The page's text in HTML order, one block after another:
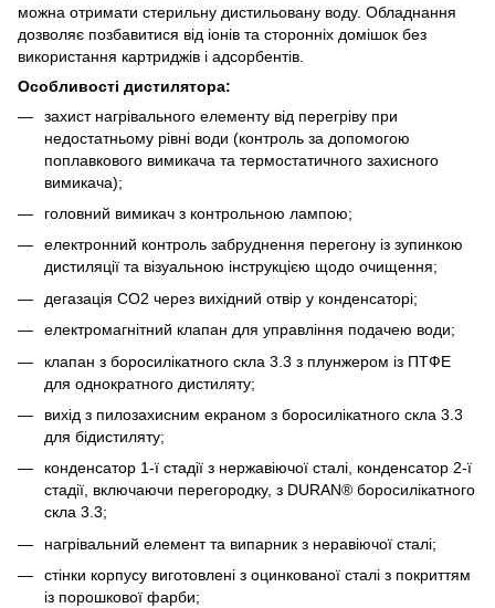
можна отримати стерильну дистильовану воду. Обладнання
дозволяє позбавитися від іонів та сторонніх домішок без
використання картриджів і адсорбентів.
Особливості дистилятора:
захист нагрівального елементу від перегріву при
недостатньому рівні води (контроль за допомогою
поплавкового вимикача та термостатичного захисного
вимикача);
головний вимикач з контрольною лампою;
електронний контроль забруднення перегону із зупинкою
дистиляції та візуальною інструкцією щодо очищення;
дегазація CO2 через вихідний отвір у конденсаторі;
електромагнітний клапан для управління подачею води;
клапан з боросилікатного скла 3.3 з плунжером із ПТФЕ
для однократного дистиляту;
вихід з пилозахисним екраном з боросилікатного скла 3.3
для бідистиляту;
конденсатор 1-ї стадії з нержавіючої сталі, конденсатор 2-ї
стадії, включаючи перегородку, з DURAN® боросилікатного
скла 3.3;
нагрівальний елемент та випарник з неравіючої сталі;
стінки корпусу виготовлені з оцинкованої сталі з покриттям
із порошкової фарби;